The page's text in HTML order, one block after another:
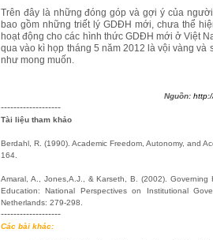
Trên đây là những đóng góp và gợi ý của
bao gồm những triết lý GDĐH mới, chưa thể
hoạt động cho các hình thức GDĐH mới ở Việt
qua vào kì họp tháng 5 năm 2012 là vội vàng
như mong muốn.
Nguồn:
-------------------
Tài liệu tham khảo
Berdahl, R. (1990). Academic Freedom, Autonomy, and
164.
Amaral, A., Jones,A.J., & Karseth, B. (2002).
Education: National Perspectives on Institutional
Netherlands: 279-298.
-------------------
Các bài khác: